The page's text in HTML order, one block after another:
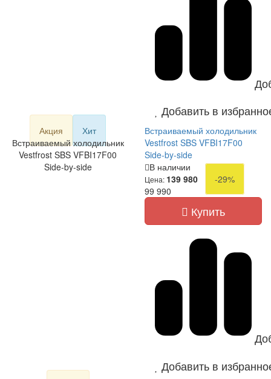
Добавить в
Акция
Хит
Встраиваемый холодильник
Vestfrost SBS VFBI17F00
Side-by-side
Встраиваемый холодильник
Vestfrost SBS VFBI17F00
Side-by-side
В наличии
Цена: 139 980
-29%
99 990
Купить
Добавить в